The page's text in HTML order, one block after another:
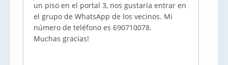
un piso en el portal 3, nos gustaría entrar en
el grupo de WhatsApp de los vecinos. Mi
número de teléfono es 690710078.
Muchas gracias!